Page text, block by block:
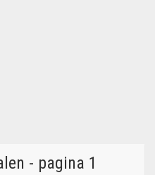
- pagina 1